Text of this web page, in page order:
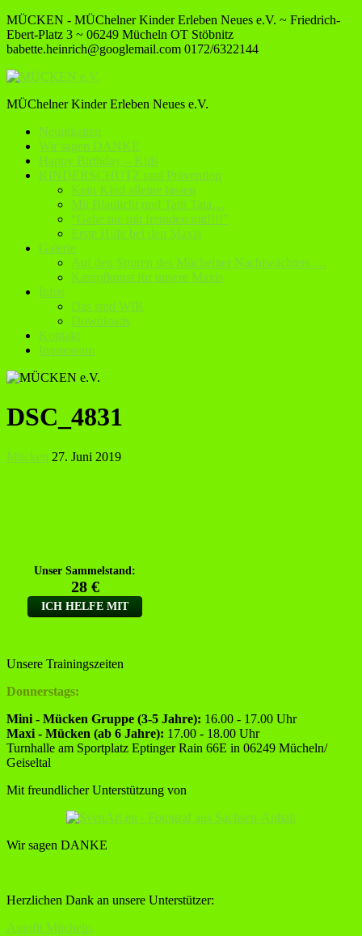
MÜCKEN - MÜChelner Kinder Erleben Neues e.V. ~ Friedrich-
Ebert-Platz 3 ~ 06249 Mücheln OT Stöbnitz
babette.heinrich@googlemail.com 0172/6322144
MÜChelner Kinder Erleben Neues e.V.
Neuigkeiten
Wir sagen DANKE
Happy Birthday – Kids
KINDERSCHUTZ und Prävention
Kein Kind alleine lassen
Mit Blaulicht und Tatü Tata…
“Gehe nie mit fremden mit!!!!”
Erste Hilfe bei den Maxis
Galerie
Auf den Spuren des Müchelner Nachtwächters …
Kampfkunst für unsere Maxis
Infos
Das sind WIR
Downloads
Kontakt
Impressum
DSC_4831
Mücken 27. Juni 2019
Unsere Trainingszeiten
Donnerstags:
Mini - Mücken Gruppe (3-5 Jahre): 16.00 - 17.00 Uhr
Maxi - Mücken (ab 6 Jahre): 17.00 - 18.00 Uhr
Turnhalle am Sportplatz Eptinger Rain 66E in 06249 Mücheln/
Geiseltal
Mit freundlicher Unterstützung von
Wir sagen DANKE
Herzlichen Dank an unsere Unterstützer:
Autofit Mücheln,